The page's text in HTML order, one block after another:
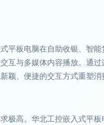
平板电脑在自助收银、智
互与多媒体内容播放。通
、便捷的交互方式重塑消
极高。华北工控嵌入式平